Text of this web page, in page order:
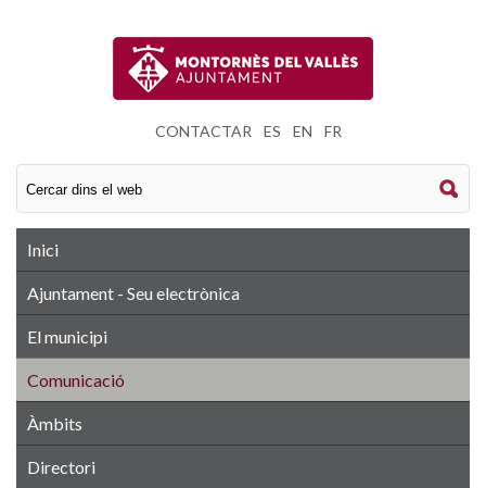
CONTACTAR ES EN FR
Inici
Ajuntament - Seu electrònica
El municipi
Comunicació
Àmbits
Directori